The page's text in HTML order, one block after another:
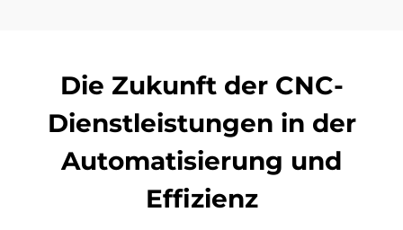
Die Zukunft der CNC-
Dienstleistungen in der
Automatisierung und
Effizienz